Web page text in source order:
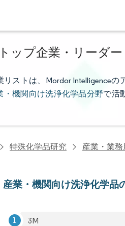
ップ企業・リーダ
ストは、Mordor Intelligence
・機関向け洗浄化学品分野で活
特殊化学品研究 産業・業
産業・機関向け洗浄化学品
3M